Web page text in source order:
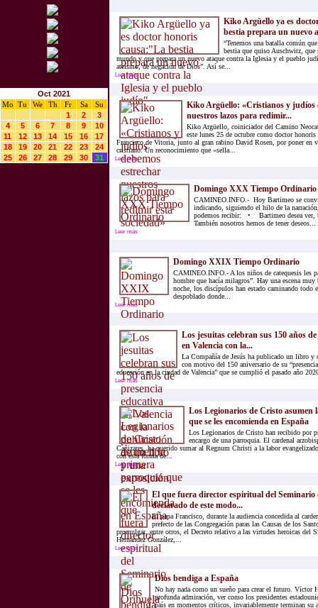
Oct 2021
Mo
Tu We Th Fr Sa
Su
1
2
3
4
5 6 7 8 9
10
11
12 13 14 15 16
17
18
19 20 21 22 23
24
25
26 27 28 29 30 31
Kiko Argüello ya es
bestia prepara un nuevo
“Tenemos una batalla común
bestia que quiso Auschwitz, que
mundo y que prepara un nuevo ataque contra la Iglesia y el pueblo
ateísmo, de negación de Dios”. Así se...
Leer más
Kiko Argüello: «Cristianos y judíos
nuestros lazos para redimir...
Kiko Argüello, coiniciador del Camino
este lunes 25 de octubre como doctor
Francisco de Vitoria, junto al gran rabino David Rosen, por poner en
cristiano. Un reconocimiento que «sella...
Leer más
Domingo XXX Tiempo Ordinario
CAMINEO.INFO.- Hoy Bartimeo se
indicando, siguiendo el hilo de la
podemos recibir: • Bartimeo desea ver,
También nosotros hemos de tener deseos...
Leer más
Domingo XXIX Tiempo Ordinario
CAMINEO.INFO.- A los niños de catequesis les
hombre que hacía milagros”. Hay una escena muy
noche, los discípulos han estado caminando todo
despoblado donde...
Leer más
Los jesuitas celebran sus 150 años
en Valencia con la...
La Compañía de Jesús ha publicado un libro y
con motivo del 150 aniversario de su
educación en la ciudad de Valencia” que se cumplió el pasado año
Leer más
Los Legionarios de Cristo
que se les encomienda en España
Los Legionarios de Cristo han recibido por
encargo de una parroquia. El cardenal
Cañizares, ha querido sumar al Regnum Christi a la labor
con esta forma de...
Leer más
El que fuera director espiritual del Seminario
declarado de este modo...
El papa Francisco, durante la audiencia concedida al
prefecto de las Congregación paras las Causas de los
promulgar, entre otros, el Decreto relativo a las virtudes heroicas del
Hernández González,...
Leer más
Dios bendiga a España
No hay nada como un sueño para crear el futuro.
profunda admiración, ver como los presidentes
país en momentos críticos, invariablemente terminan su